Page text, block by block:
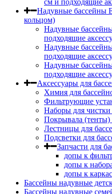
см и подходящие
Надувные бассейны
кольцом)
Надувные
подходящие
Надувные
подходящие
Надувные
подходящие
Аксессуары для
Химия для
Фильтрующие
Наборы для чистки
Покрывала (тенты)
Лестницы для
Подсветки для
Запчасти для
допы к
допы к
допы к
Бассейны надувные
Бассейны надувные